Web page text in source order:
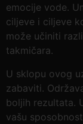
emocije vode.
ciljeve i ciljeve
može učiniti
takmičara.
U sklopu ovog
zabaviti.
boljih rezultata.
vašu